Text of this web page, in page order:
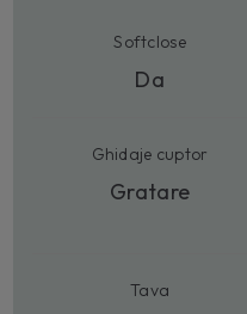
Softclose
Da
Ghidaje cuptor
Gratare
Tava